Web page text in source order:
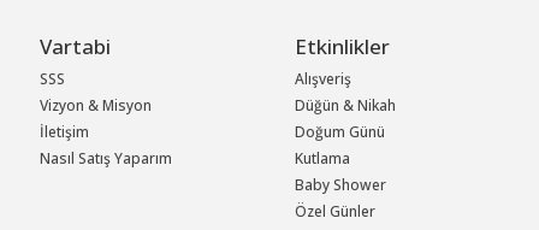
Vartabi
SSS
Vizyon & Misyon
İletişim
Nasıl Satış Yaparım
Etkinlikler
Alışveriş
Düğün & Nikah
Doğum Günü
Kutlama
Baby Shower
Özel Günler